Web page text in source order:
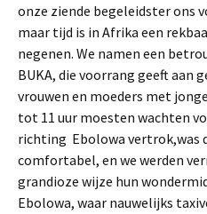
onze ziende begeleidster ons
maar tijd is in Afrika een
negenen. We namen een
BUKA, die voorrang geeft aan
vrouwen en moeders met
tot 11 uur moesten wachten
richting Ebolowa vertrok,was
comfortabel, en we werden
grandioze wijze hun
Ebolowa, waar nauwelijks